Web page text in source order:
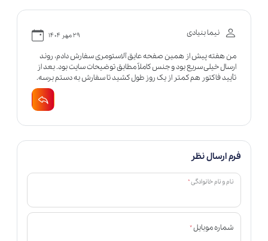
نیما بنیادی ۲۹ مهر ۱۴۰۴
من هفته پیش از همین صفحه عایق آلاستومری سفارش دادم، روند
ارسال خیلی سریع بود و جنس کاملاً مطابق توضیحات سایت بود. بعد از
تأیید فاکتور هم کمتر از یک روز طول کشید تا سفارش به دستم برسه.
فرم ارسال نظر
نام و نام خانوادگی
شماره موبایل *